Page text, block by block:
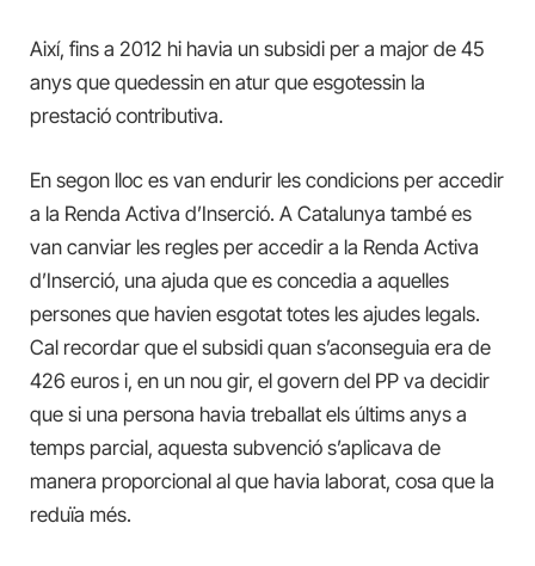
Així, fins a 2012 hi havia un subsidi per a major de 45
anys que quedessin en atur que esgotessin la
prestació contributiva.
En segon lloc es van endurir les condicions per accedir
a la Renda Activa d’Inserció. A Catalunya també es
van canviar les regles per accedir a la Renda Activa
d’Inserció, una ajuda que es concedia a aquelles
persones que havien esgotat totes les ajudes legals.
Cal recordar que el subsidi quan s’aconseguia era de
426 euros i, en un nou gir, el govern del PP‌ va decidir
que si una persona havia treballat els últims anys a
temps parcial, aquesta subvenció s’aplicava de
manera proporcional al que havia laborat, cosa que la
reduïa més.